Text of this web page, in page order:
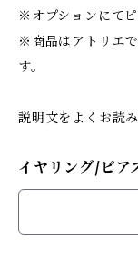
※オプションにてピ
※商品はアトリエ
す。
説明文をよくお読
イヤリング/ピア